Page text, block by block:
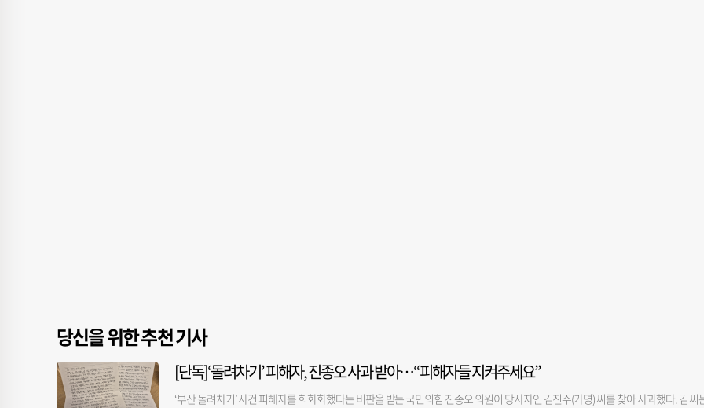
당신을 위한 추천 기사
[단독]‘돌려차기’ 피해자, 진종오 사과 받아…“피해자들 지켜주세요”
‘부산 돌려차기’ 사건 피해자를 희화화했다는 비판을 받는 국민의힘 진종오 의원이 당사자인 김진주(가명) 씨를 찾아 사과했다. 김 씨